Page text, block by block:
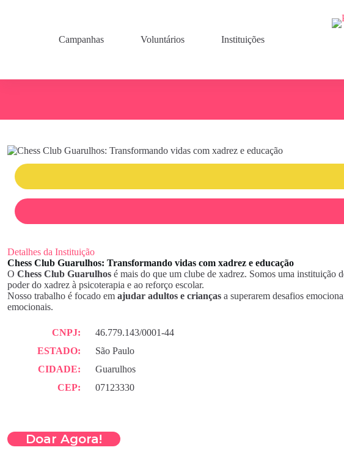
Campanhas Voluntários Instituições
Detalhes da Instituição
Chess Club Guarulhos: Transformando vidas com xadrez e educação
O Chess Club Guarulhos é mais do que um clube de xadrez. Somos uma instituição
poder do xadrez à psicoterapia e ao reforço escolar.
Nosso trabalho é focado em ajudar adultos e crianças a superarem desafios
emocionais.
CNPJ:
ESTADO:
CIDADE:
CEP:
46.779.143/0001-44
São Paulo
Guarulhos
07123330
Doar Agora!